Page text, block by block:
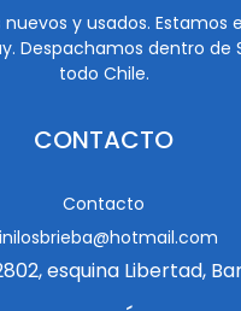
y usados. Estamos
Despachamos dentro de
todo Chile.
CONTACTO
Contacto
esquina Libertad,